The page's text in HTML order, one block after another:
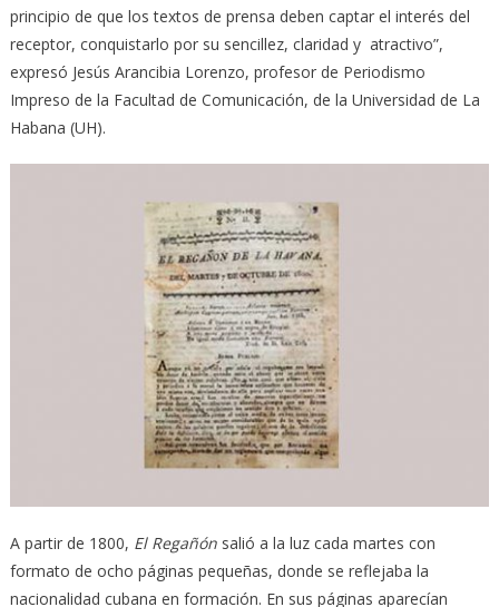
principio de que los textos de prensa deben captar el interés del
receptor, conquistarlo por su sencillez, claridad y atractivo”,
expresó Jesús Arancibia Lorenzo, profesor de Periodismo
Impreso de la Facultad de Comunicación, de la Universidad de La
Habana (UH).
A partir de 1800, El Regañónsalió a la luz cada martes con
formato de ocho páginas pequeñas, donde se reflejaba la
nacionalidad cubana en formación. En sus páginas aparecían